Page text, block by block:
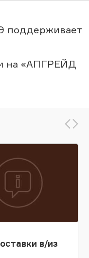
поддерживает
на «АПГРЕЙД
в/из